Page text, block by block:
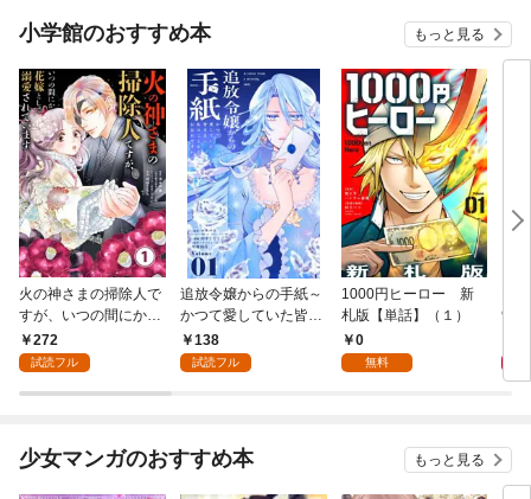
小学館のおすすめ本 もっと見る
火の神さまの掃除人で
すが、いつの間にか花
嫁として溺愛されてい
ます【単話】（１）
272
試読フル
追放令嬢からの手紙～
かつて愛していた皆さ
まへ 私のことなどお忘
れですか？～【単話】
138
試読フル
1000円ヒーロー 新
札版【単話】（１）
0
無料
9.5
少女マンガのおすすめ本 もっと見る